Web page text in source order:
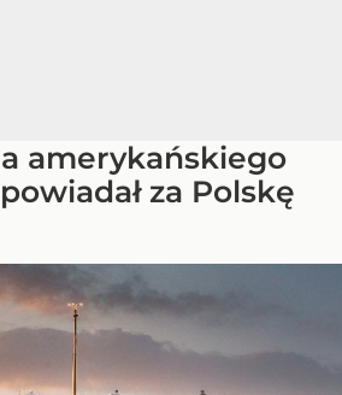
amerykańskiego
za Polskę